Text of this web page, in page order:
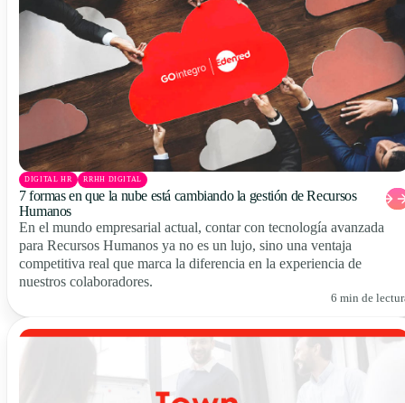
DIGITAL HR RRHH DIGITAL
7 formas en que la nube está cambiando la gestión de Recursos
Humanos
En el mundo empresarial actual, contar con tecnología avanzada
para Recursos Humanos ya no es un lujo, sino una ventaja
competitiva real que marca la diferencia en la experiencia de
nuestros colaboradores.
6 min de